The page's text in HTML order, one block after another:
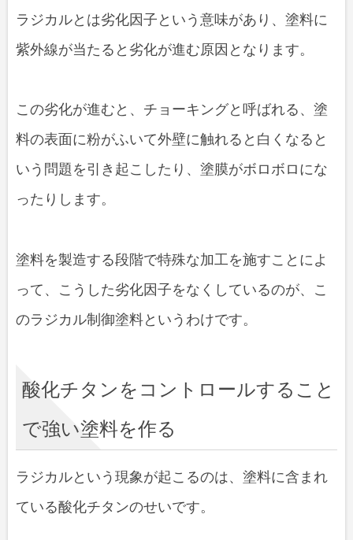
ラジカルとは劣化因子という意味があり、塗料に
紫外線が当たると劣化が進む原因となります。
この劣化が進むと、チョーキングと呼ばれる、塗
料の表面に粉がふいて外壁に触れると白くなると
いう問題を引き起こしたり、塗膜がボロボロにな
ったりします。
塗料を製造する段階で特殊な加工を施すことによ
って、こうした劣化因子をなくしているのが、こ
のラジカル制御塗料というわけです。
酸化チタンをコントロールすること
で強い塗料を作る
ラジカルという現象が起こるのは、塗料に含まれ
ている酸化チタンのせいです。